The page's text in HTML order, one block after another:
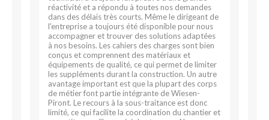
réactivité et a répondu à toutes nos demandes
dans des délais très courts. Même le dirigeant de
l'entreprise a toujours été disponible pour nous
accompagner et trouver des solutions adaptées
à nos besoins. Les cahiers des charges sont bien
conçus et comprennent des matériaux et
équipements de qualité, ce qui permet de limiter
les suppléments durant la construction. Un autre
avantage important est que la plupart des corps
de métier font partie intégrante de Wiesen-
Piront. Le recours à la sous-traitance est donc
limité, ce qui facilite la coordination du chantier et